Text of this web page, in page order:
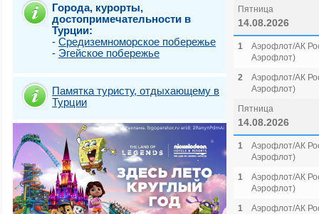
Города, курорты,
достопримечательности в
Турции:
- Средиземноморское побережье
- Эгейское побережье
Памятка туристу, отдыхающему в
Турции
Пятница
14.08.2026
1
Аэрофлот/АК
Аэрофлот)
2
Аэрофлот/АК
Аэрофлот)
Пятница
14.08.2026
1
Аэрофлот/АК
Аэрофлот)
1
Аэрофлот/АК
Аэрофлот)
1
Аэрофлот/АК